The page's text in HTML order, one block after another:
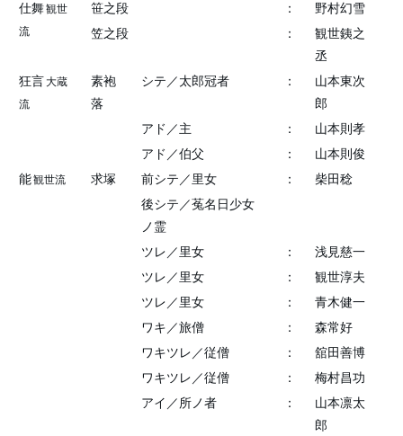
仕舞観世
流
笹之段 ：
野村幻雪
笠之段
：
観世銕之
丞
狂言大蔵
流
素袍
落
シテ／太郎冠者 ：
山本東次
郎
アド／主
：
山本則孝
アド／伯父
：
山本則俊
能観世流 求塚 前シテ／里女 ：
柴田稔
後シテ／菟名日少女
ノ霊
ツレ／里女
：
浅見慈一
ツレ／里女
：
観世淳夫
ツレ／里女
：
青木健一
ワキ／旅僧
：
森常好
ワキツレ／従僧
：
舘田善博
ワキツレ／従僧
：
梅村昌功
アイ／所ノ者
：
山本凛太
郎